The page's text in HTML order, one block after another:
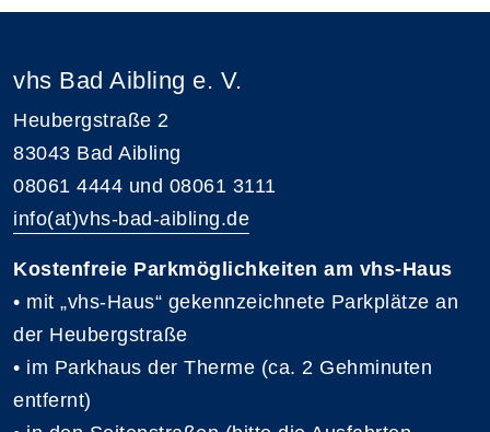
vhs Bad Aibling e. V.
Heubergstraße 2
83043 Bad Aibling
08061 4444 und 08061 3111
info(at)vhs-bad-aibling.de
Kostenfreie Parkmöglichkeiten am vhs-Haus
• mit „vhs-Haus“ gekennzeichnete Parkplätze an
der Heubergstraße
• im Parkhaus der Therme (ca. 2 Gehminuten
entfernt)